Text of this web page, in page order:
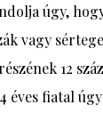
úgy,
vagy
12
éves fiatal